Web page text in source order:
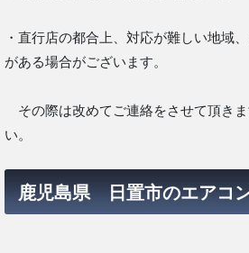
・直行店の都合上、対応が難しい地域
がある場合がございます。
その際は改めてご連絡をさせて頂き
い。
鹿児島県 日置市のエアコ